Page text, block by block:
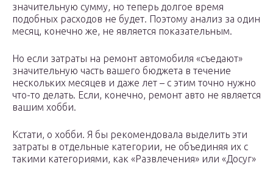
значительную сумму, но теперь долгое время
подобных расходов не будет. Поэтому анализ за один
месяц, конечно же, не является показательным.
Но если затраты на ремонт автомобиля «съедают»
значительную часть вашего бюджета в течение
нескольких месяцев и даже лет – с этим точно нужно
что-то делать. Если, конечно, ремонт авто не является
вашим хобби.
Кстати, о хобби. Я бы рекомендовала выделить эти
затраты в отдельные категории, не объединяя их с
такими категориями, как «Развлечения» или «Досуг»